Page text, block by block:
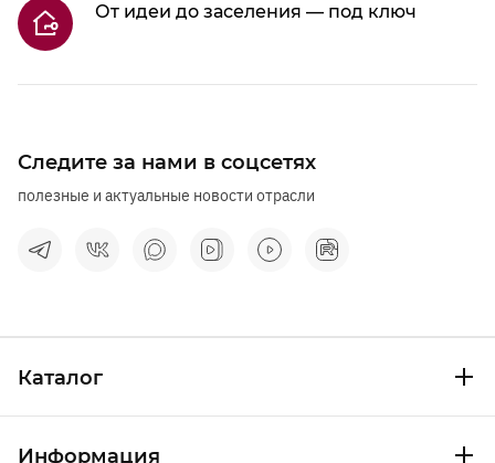
Следите за нами в соцсетях
полезные и актуальные новости отрасли
От идеи до заселения — под ключ
Каталог
Информация